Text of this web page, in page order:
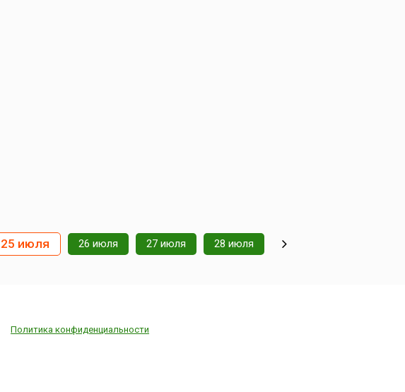
25 июля 26 июля 27 июля 28 июля
Политика конфиденциальности